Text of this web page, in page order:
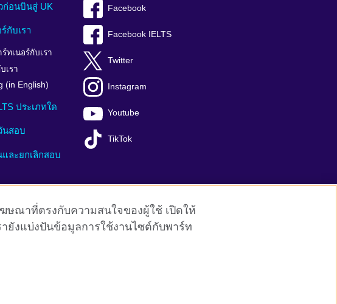
ก่อนบินสู่ UK
กับเรา
ทเนอร์กับเรา
เรา
(in English)
ประเภทใด
นสอบ
ละยกเลิกสอบ
Facebook
Facebook IELTS
Twitter
Instagram
Youtube
TikTok
ษณาที่ตรงกับความสนใจของผู้ใช้ เปิดให้
ยังแบ่งปันข้อมูลการใช้งานไซต์กับพาร์ท